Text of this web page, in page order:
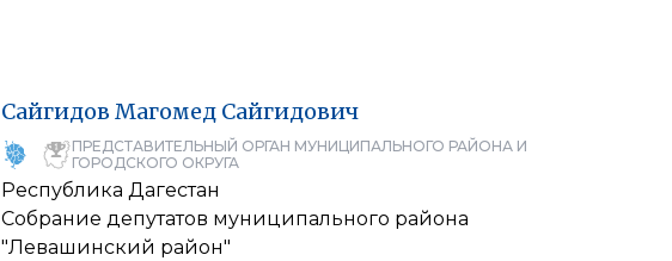
Сайгидов Магомед Сайгидович
ПРЕДСТАВИТЕЛЬНЫЙ ОРГАН МУНИЦИПАЛЬНОГО РАЙОНА И
ГОРОДСКОГО ОКРУГА
Республика Дагестан
Собрание депутатов муниципального района
"Левашинский район"